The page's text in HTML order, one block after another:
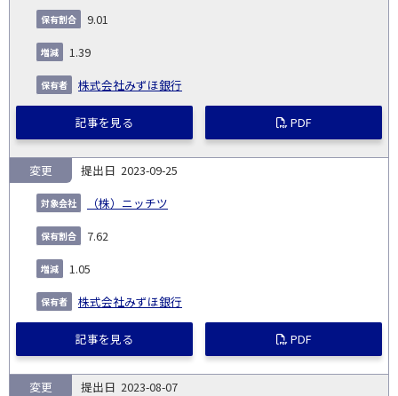
9.01
1.39
株式会社みずほ銀行
記事を見る PDF
2023-09-25
（株）ニッチツ
変更
7.62
1.05
株式会社みずほ銀行
記事を見る PDF
2023-08-07
変更